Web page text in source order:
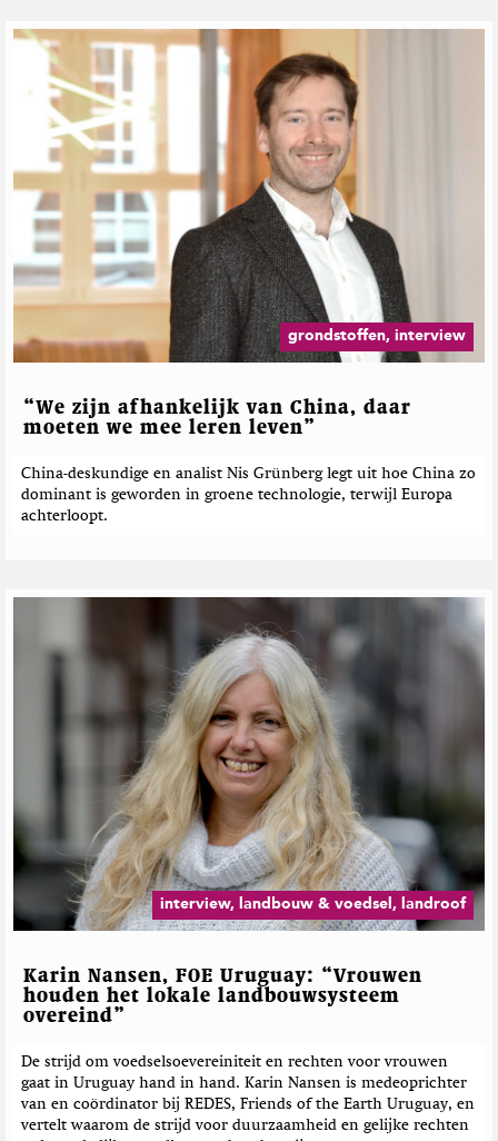
grondstoffen, interview
“We zijn afhankelijk van China, daar
moeten we mee leren leven”
China-deskundige en analist Nis Grünberg legt uit hoe China zo
dominant is geworden in groene technologie, terwijl Europa
achterloopt.
interview, landbouw & voedsel, landroof
Karin Nansen, FOE Uruguay: “Vrouwen
houden het lokale landbouwsysteem
overeind”
De strijd om voedselsoevereiniteit en rechten voor vrouwen
gaat in Uruguay hand in hand. Karin Nansen is medeoprichter
van en coördinator bij REDES, Friends of the Earth Uruguay, en
vertelt waarom de strijd voor duurzaamheid en gelijke rechten